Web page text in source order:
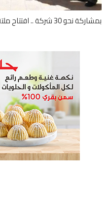
شركة .. افتتاح ملتقى التوظيف "شباب طموح"